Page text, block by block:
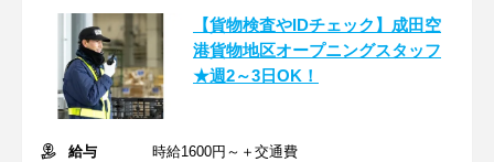
【貨物検査やIDチェック】成田空
港貨物地区オープニングスタッフ
★週2～3日OK！
給与
時給1600円～＋交通費